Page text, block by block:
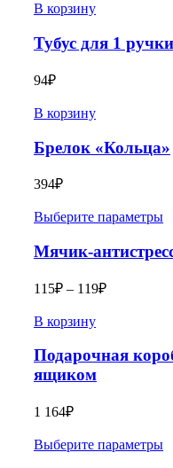
В корзину
Тубус для 1
94₽
В корзину
Брелок «Кольца»
394₽
Выберите параметры
Мячик-
115₽ – 119₽
В корзину
Подарочная
ящиком
1 164₽
Выберите параметры